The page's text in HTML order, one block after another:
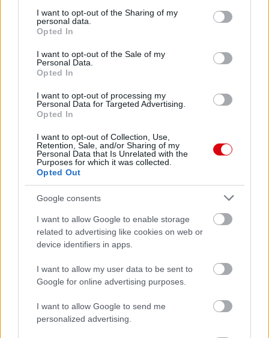
not limited to your visit or usage behaviour. You may click to
grant or deny consent to Google and its third-party tags to
use your data for below specified purposes in below Google
consent section.
I want to opt-out of the Sharing of my
personal data.
Opted In
I want to opt-out of the Sale of my
Personal Data.
Opted In
I want to opt-out of processing my
Personal Data for Targeted Advertising.
Opted In
I want to opt-out of Collection, Use,
Retention, Sale, and/or Sharing of my
Personal Data that Is Unrelated with the
Purposes for which it was collected.
Opted Out
Google consents
I want to allow Google to enable storage
related to advertising like cookies on web or
device identifiers in apps.
I want to allow my user data to be sent to
Google for online advertising purposes.
I want to allow Google to send me
personalized advertising.
Paris Saint-Germain
Manchester United